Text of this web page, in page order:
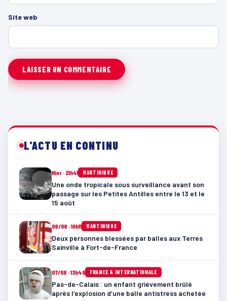
Site web
L'ACTU EN CONTINU
Hier · 21h41 MARTINIQUE
Une onde tropicale sous surveillance avant son
passage sur les Petites Antilles entre le 13 et le
15 août
08/08 · 10h11 MARTINIQUE
Deux personnes blessées par balles aux Terres
Sainville à Fort-de-France
07/08 · 13h46 FRANCE & INTERNATIONALE
Pas-de-Calais : un enfant grièvement brûlé
après l’explosion d’une balle antistress achetée